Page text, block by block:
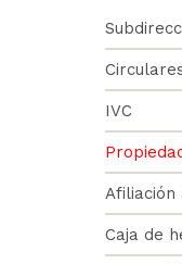
Sub
IVC
Afiliación
Caja de